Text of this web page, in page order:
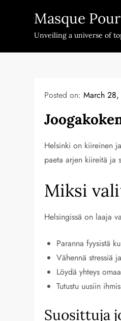
Masque
Unveiling a universe of
Posted on:March
Helsinki on kiireinen
paeta arjen kiireitä ja
Miksi
Helsingissä on laaja
Paranna fyysistä
Vähennä stressiä
Löydä yhteys
Tutustu uusiin
Suosittuja